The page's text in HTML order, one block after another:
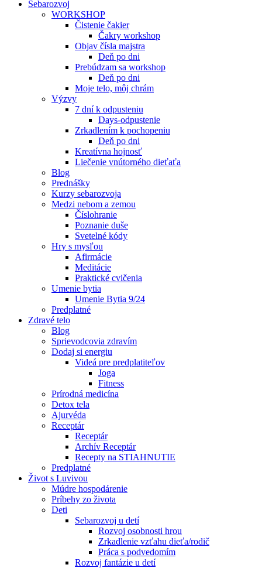
Sebarozvoj
WORKSHOP
Čistenie čakier
Čakry workshop
Objav čísla majstra
Deň po dni
Prebúdzam sa workshop
Deň po dni
Moje telo, môj chrám
Výzvy
7 dní k odpusteniu
Days-odpustenie
Zrkadlením k pochopeniu
Deň po dni
Kreatívna hojnosť
Liečenie vnútorného dieťaťa
Blog
Prednášky
Kurzy sebarozvoja
Medzi nebom a zemou
Číslohranie
Poznanie duše
Svetelné kódy
Hry s mysľou
Afirmácie
Meditácie
Praktické cvičenia
Umenie bytia
Umenie Bytia 9/24
Predplatné
Zdravé telo
Blog
Sprievodcovia zdravím
Dodaj si energiu
Videá pre predplatiteľov
Joga
Fitness
Prírodná medicína
Detox tela
Ajurvéda
Receptár
Receptár
Archív Receptár
Recepty na STIAHNUTIE
Predplatné
Život s Luvivou
Múdre hospodárenie
Príbehy zo života
Deti
Sebarozvoj u detí
Rozvoj osobnosti hrou
Zrkadlenie vzťahu dieťa/rodič
Práca s podvedomím
Rozvoj fantázie u detí